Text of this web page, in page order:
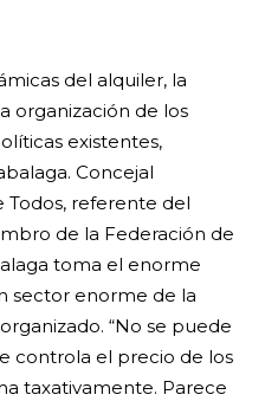
del alquiler, la
organización de los
existentes,
Concejal
referente del
de la Federación de
toma el enorme
sector enorme de la
“No se puede
controla el precio de los
taxativamente. Parece